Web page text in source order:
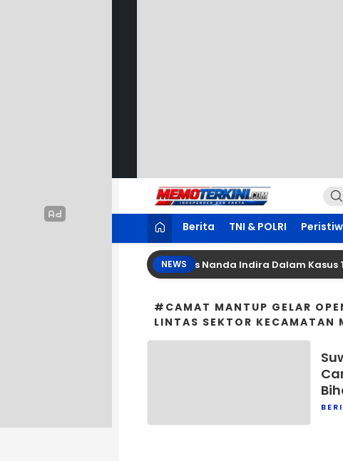
Memoterkini.com
Independen dan Fakta
Berita TNI & POLRI
NEWS
Kajati Lampung Perjelas Status Nanda Indira Dalam Kasus
#CAMAT MANTUP GELAR
LINTAS SEKTOR KECAMATAN